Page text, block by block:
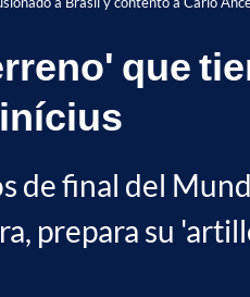
que
de final del
prepara su